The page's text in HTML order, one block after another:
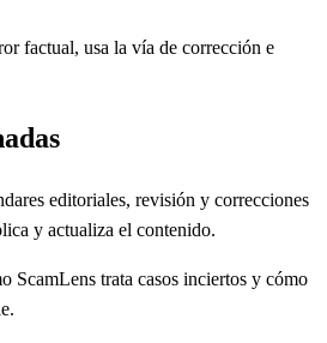
factual, usa la vía de corrección e
editoriales, revisión y correcciones
y actualiza el contenido.
ScamLens trata casos inciertos y cómo